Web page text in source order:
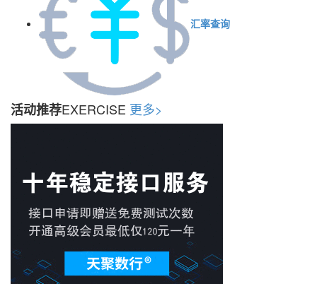
汇率查询
活动推荐EXERCISE 更多>